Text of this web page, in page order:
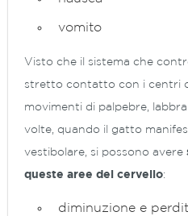
vomito
Visto che il sistema che
stretto contatto con i centri
movimenti di palpebre,
volte, quando il gatto
vestibolare, si possono avere
queste aree del cervello:
diminuzione e